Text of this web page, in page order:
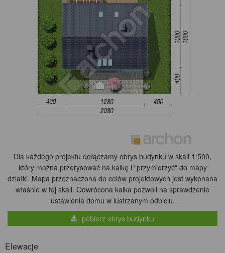
Dla każdego projektu dołączamy obrys budynku w skali 1:500,
który można przerysować na kalkę i "przymierzyć" do mapy
działki. Mapa przeznaczona do celów projektowych jest wykonana
właśnie w tej skali. Odwrócona kalka pozwoli na sprawdzenie
ustawienia domu w lustrzanym odbiciu.
pobierz obrys budynku
Elewacje